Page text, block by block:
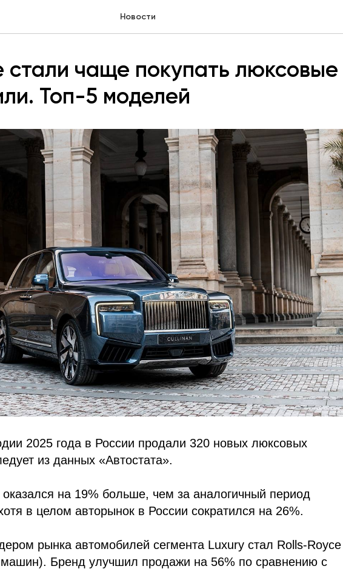
Новости
стали чаще покупать люксовые
Топ-5 моделей
2025 года в России продали 320 новых люксовых
из данных «Автостата».
оказался на 19% больше, чем за аналогичный период
в целом авторынок в России сократился на 26%.
рынка автомобилей сегмента Luxury стал Rolls-Royce
Бренд улучшил продажи на 56% по сравнению с